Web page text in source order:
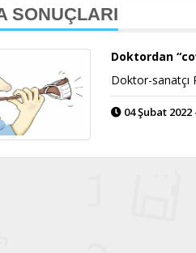
SONUÇLARI
Doktordan
Doktor-sanatçı
04 Şubat 2022